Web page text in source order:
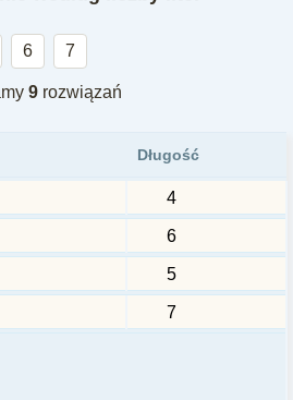
6 7
9rozwiązań
Długość
4
6
5
7